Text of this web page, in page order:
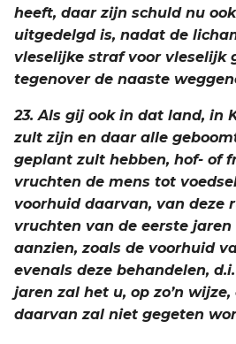
heeft, daar zijn schuld nu
uitgedelgd is, nadat de
vleselijke straf voor vleselijk
tegenover de naaste
23. Als gij ook in dat land, in
zult zijn en daar alle
geplant zult hebben, hof- of
vruchten de mens tot
voorhuid daarvan, van deze
vruchten van de eerste jaren
aanzien, zoals de voorhuid
evenals deze behandelen,
jaren zal het u, op zo’n
daarvan zal niet gegeten